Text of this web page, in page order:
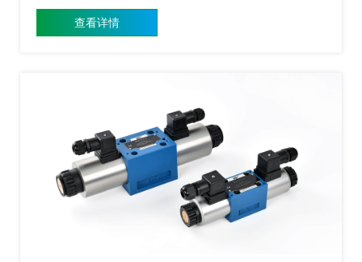
行高频响比例阀选型的时候，都不知道要如何来考虑系统
的未来扩展性？下面上海高频响比例阀的小编就来给大家
查看详情